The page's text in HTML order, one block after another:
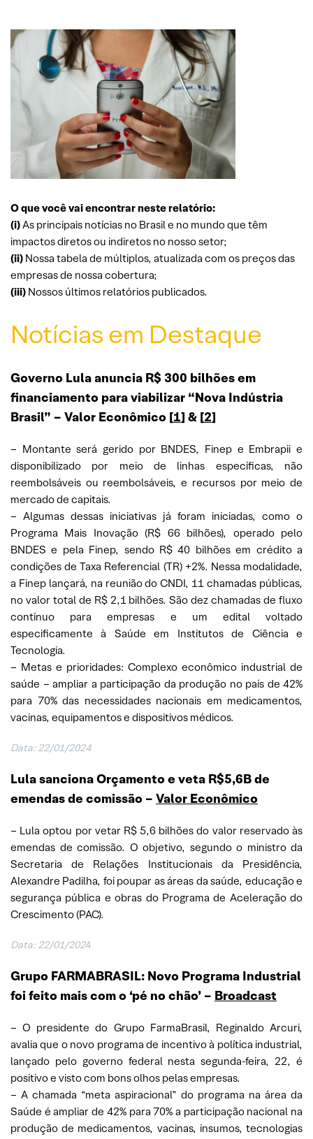
O que você vai encontrar neste relatório:
(i)As principais notícias no Brasil e no mundo que têm
impactos diretos ou indiretos no nosso setor;
(ii) Nossa tabela de múltiplos, atualizada com os preços das
empresas de nossa cobertura;
(iii) Nossos últimos relatórios publicados.
Notícias em Destaque
Governo Lula anuncia R$ 300 bilhões em
financiamento para viabilizar “Nova Indústria
Brasil” – Valor Econômico [1] & [2]
– Montante será gerido por BNDES, Finep e Embrapii e
disponibilizado por meio de linhas específicas, não
reembolsáveis ou reembolsáveis, e recursos por meio de
mercado de capitais.
– Algumas dessas iniciativas já foram iniciadas, como o
Programa Mais Inovação (R$ 66 bilhões), operado pelo
BNDES e pela Finep, sendo R$ 40 bilhões em crédito a
condições de Taxa Referencial (TR) +2%. Nessa modalidade,
a Finep lançará, na reunião do CNDI, 11 chamadas públicas,
no valor total de R$ 2,1 bilhões. São dez chamadas de fluxo
contínuo para empresas e um edital voltado
especificamente à Saúde em Institutos de Ciência e
Tecnologia.
– Metas e prioridades: Complexo econômico industrial de
saúde – ampliar a participação da produção no país de 42%
para 70% das necessidades nacionais em medicamentos,
vacinas, equipamentos e dispositivos médicos.
Data: 22/01/2024
Lula sanciona Orçamento e veta R$5,6B de
emendas de comissão – Valor Econômico
– Lula optou por vetar R$ 5,6 bilhões do valor reservado às
emendas de comissão. O objetivo, segundo o ministro da
Secretaria de Relações Institucionais da Presidência,
Alexandre Padilha, foi poupar as áreas da saúde, educação e
segurança pública e obras do Programa de Aceleração do
Crescimento (PAC).
Data: 22/01/2024
Grupo FARMABRASIL: Novo Programa Industrial
foi feito mais com o ‘pé no chão’ – Broadcast
– O presidente do Grupo FarmaBrasil, Reginaldo Arcuri,
avalia que o novo programa de incentivo à política industrial,
lançado pelo governo federal nesta segunda-feira, 22, é
positivo e visto com bons olhos pelas empresas.
– A chamada “meta aspiracional” do programa na área da
Saúde é ampliar de 42% para 70% a participação nacional na
produção de medicamentos, vacinas, insumos, tecnologias